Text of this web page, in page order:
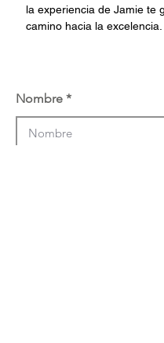
la experiencia de Jamie te
camino hacia la excelencia.
Nombre